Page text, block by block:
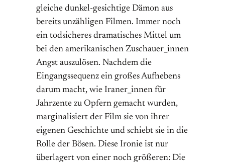
gleiche dunkel-gesichtige Dämon aus
bereits unzähligen Filmen. Immer noch
ein todsicheres dramatisches Mittel um
bei den amerikanischen Zuschauer_innen
Angst auszulösen. Nachdem die
Eingangssequenz ein großes Aufhebens
darum macht, wie Iraner_innen für
Jahrzente zu Opfern gemacht wurden,
marginalisiert der Film sie von ihrer
eigenen Geschichte und schiebt sie in die
Rolle der Bösen. Diese Ironie ist nur
überlagert von einer noch größeren: Die